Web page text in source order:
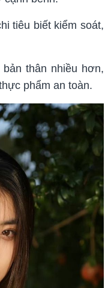
tiêu biết kiểm soát,
thân nhiều hơn,
phẩm an toàn.